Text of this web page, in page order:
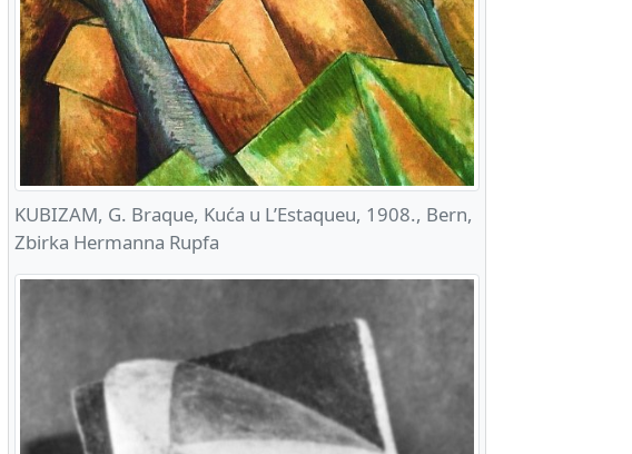
KUBIZAM, G. Braque, Kuća u L’Estaqueu, 1908., Bern,
Zbirka Hermanna Rupfa